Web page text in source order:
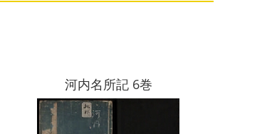
河内名所記 6巻